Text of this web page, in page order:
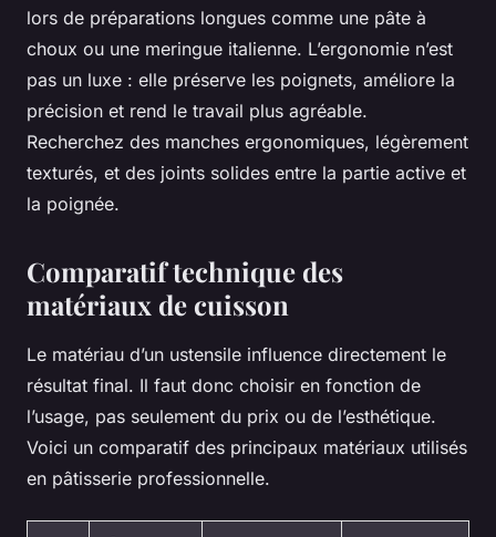
lors de préparations longues comme une pâte à
choux ou une meringue italienne. L’ergonomie n’est
pas un luxe : elle préserve les poignets, améliore la
précision et rend le travail plus agréable.
Recherchez des manches ergonomiques, légèrement
texturés, et des joints solides entre la partie active et
la poignée.
Comparatif technique des
matériaux de cuisson
Le matériau d’un ustensile influence directement le
résultat final. Il faut donc choisir en fonction de
l’usage, pas seulement du prix ou de l’esthétique.
Voici un comparatif des principaux matériaux utilisés
en pâtisserie professionnelle.